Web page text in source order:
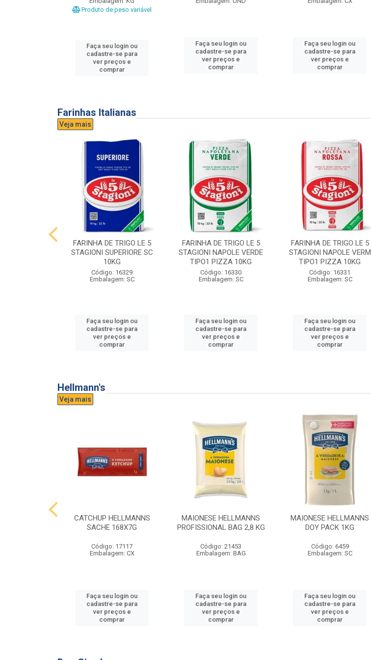
Produto de peso variável
Faça seu login ou
cadastre-se para
ver preços e
comprar
Faça seu login ou
cadastre-se para
ver preços e
comprar
Faça seu login ou
cadastre-se para
ver preços e
comprar
Farinhas Italianas
Veja mais
FARINHA DE TRIGO LE 5
STAGIONI SUPERIORE SC
10KG
Código: 16329
Embalagem: SC
Faça seu login ou
cadastre-se para
ver preços e
comprar
FARINHA DE TRIGO LE 5
STAGIONI NAPOLE VERDE
TIPO1 PIZZA 10KG
Código: 16330
Embalagem: SC
Faça seu login ou
cadastre-se para
ver preços e
comprar
FARINHA DE TRIGO LE 5
STAGIONI NAPOLE VERM
TIPO1 PIZZA 10KG
Código: 16331
Embalagem: SC
Faça seu login ou
cadastre-se para
ver preços e
comprar
Hellmann's
Veja mais
CATCHUP HELLMANNS
SACHE 168X7G
Código: 17117
Embalagem: CX
Faça seu login ou
cadastre-se para
ver preços e
comprar
MAIONESE HELLMANNS
PROFISSIONAL BAG 2,8 KG
Código: 21453
Embalagem: BAG
Faça seu login ou
cadastre-se para
ver preços e
comprar
MAIONESE HELLMANNS
DOY PACK 1KG
Código: 6459
Embalagem: SC
Faça seu login ou
cadastre-se para
ver preços e
comprar